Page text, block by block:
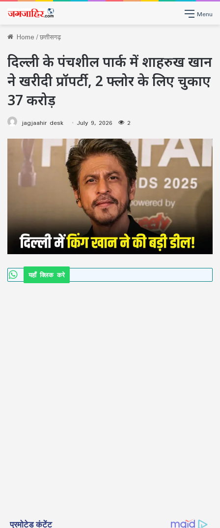
Menu
Home/छत्तीसगढ़
दिल्ली के पंचशील पार्क में शाहरुख खान
ने खरीदी प्रॉपर्टी, 2 फ्लोर के लिए चुकाए
37 करोड़
jagjaahir desk July 9, 2026 2
यहाँ क्लिक करे